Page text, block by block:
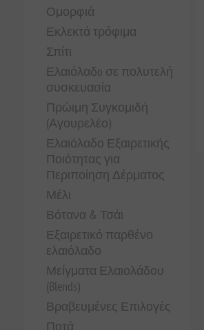
Ομορφιά
Εκλεκτά τρόφιμα
Σπίτι
Ελαιόλαδo σε πολυτελή
συσκευασία
Πρώιμη Συγκομιδή
(Αγουρελέο)
Ελαιόλαδο Εξαιρετικής
Ποιότητας για
Περιποίηση Δέρματος
Μέλι
Βότανα & Τσάι
Εξαιρετικό παρθένο
ελαιόλαδο
Μείγματα Ελαιολάδου
(Blends)
Βραβευμένες Επιλογές
Ποτά